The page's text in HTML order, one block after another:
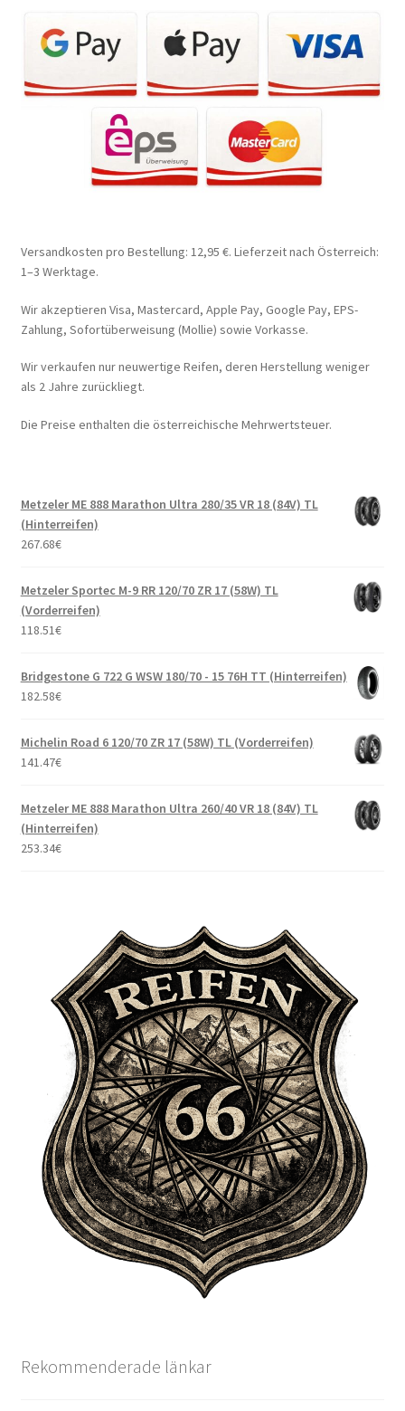
Versandkosten pro Bestellung: 12,95 €. Lieferzeit nach Österreich:
1–3 Werktage.
Wir akzeptieren Visa, Mastercard, Apple Pay, Google Pay, EPS-
Zahlung, Sofortüberweisung (Mollie) sowie Vorkasse.
Wir verkaufen nur neuwertige Reifen, deren Herstellung weniger
als 2 Jahre zurückliegt.
Die Preise enthalten die österreichische Mehrwertsteuer.
Metzeler ME 888 Marathon Ultra 280/35 VR 18 (84V) TL
(Hinterreifen)
267.68€
Metzeler Sportec M-9 RR 120/70 ZR 17 (58W) TL
(Vorderreifen)
118.51€
Bridgestone G 722 G WSW 180/70 - 15 76H TT (Hinterreifen)
182.58€
Michelin Road 6 120/70 ZR 17 (58W) TL (Vorderreifen)
141.47€
Metzeler ME 888 Marathon Ultra 260/40 VR 18 (84V) TL
(Hinterreifen)
253.34€
Rekommenderade länkar